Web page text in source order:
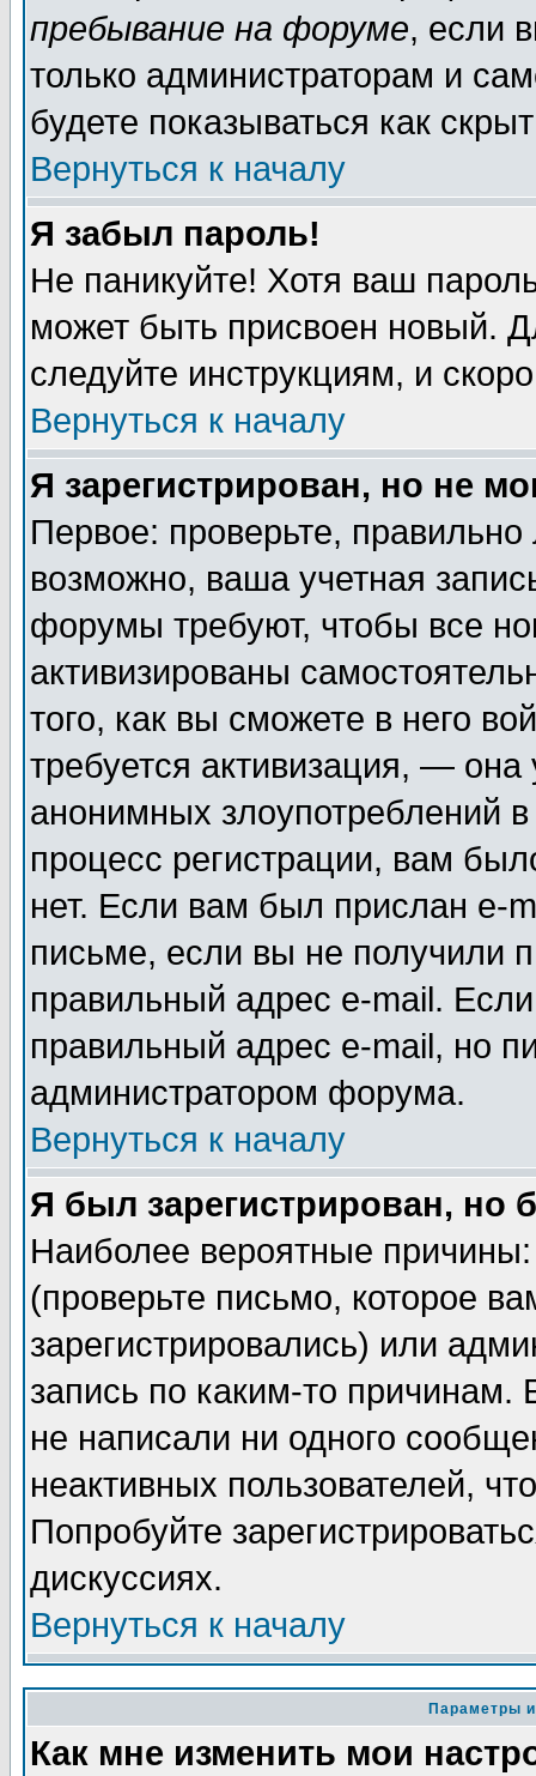
пребывание на форуме, если
только администраторам и
будете показываться как
Вернуться к началу
Я забыл пароль!
Не паникуйте! Хотя ваш
может быть присвоен новый.
следуйте инструкциям, и
Вернуться к началу
Я зарегистрирован, но не
Первое: проверьте,
возможно, ваша учетная
форумы требуют, чтобы все
активизированы
того, как вы сможете в него
требуется активизация, —
анонимных злоупотреблений
процесс регистрации, вам
нет. Если вам был прислан e-
письме, если вы не получили
правильный адрес e-mail.
правильный адрес e-mail, но
администратором форума.
Вернуться к началу
Я был зарегистрирован, но
Наиболее вероятные
(проверьте письмо, которое
зарегистрировались) или
запись по каким-то
не написали ни одного
неактивных пользователей,
Попробуйте
дискуссиях.
Вернуться к началу
Параметры
Как мне изменить мои